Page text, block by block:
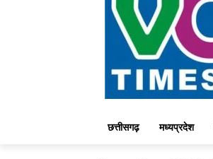
छत्तीसगढ़ मध्यप्रदेश